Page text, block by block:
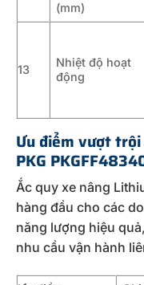
(mm)
13
Nhiệt độ hoạt
động
Ưu điểm vượt
PKG
Ắc quy xe nâng
hàng đầu cho các
năng lượng hiệu
nhu cầu vận hành